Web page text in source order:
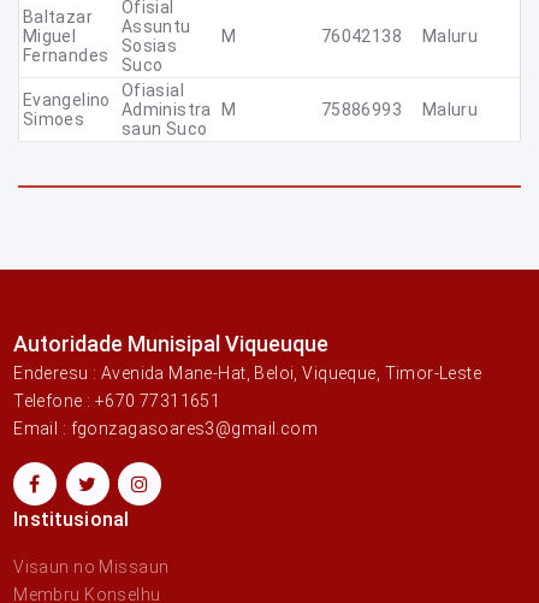
Baltazar
Miguel
Fernandes
Ofisial
Assuntu
Sosias
Suco
M 76042138 Maluru
Evangelino
Simoes
Ofiasial
Administra
Saun Suco
M 75886993 Maluru
Autoridade Munisipal Viqueuque
Enderesu : Avenida Mane-Hat, Beloi, Viqueque, Timor-Leste
Telefone : +670 77311651
Email : fgonzagasoares3@gmail.com
Institusional
Visaun no Missaun
Membru Konselhu